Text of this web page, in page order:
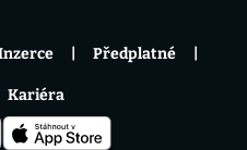
Předplatné
Kariéra